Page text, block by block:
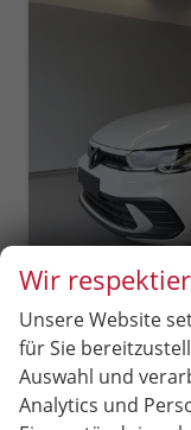
Volkswagen
Wir
Unsere Website
für Sie
Auswahl und
Analytics und